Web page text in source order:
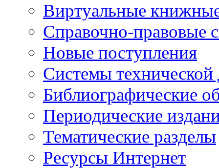
Виртуальные
Справочно-правовые
Новые поступления
Cистемы
Библиографические
Периодические
Тематические разделы
Ресурсы Интернет